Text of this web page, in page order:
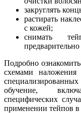
закруглять
растирать
с кожей;
снимать
Подробно
схемами наложения
специализированных
обучение,
специфических
применении тейпов в